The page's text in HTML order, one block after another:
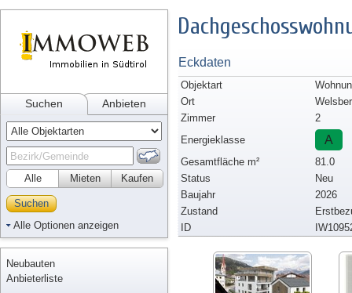
Suchen Anbieten
Alle Kaufen
Mieten
Suchen
Alle Optionen anzeigen
Neubauten
Anbieterliste
Eckdaten
Objektart
Ort
Zimmer
2
Energieklasse
A
Gesamtfläche m²
81.0
Status
Neu
Baujahr
2026
Zustand
ID